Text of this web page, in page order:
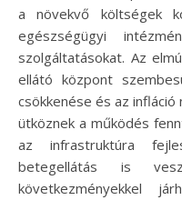
a növekvő költségek
egészségügyi
szolgáltatásokat. Az
ellátó központ
csökkenése és az
ütköznek a működés
az infrastruktúra
betegellátás is
következményekkel